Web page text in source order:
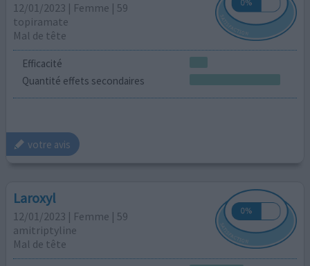
12/01/2023 | Femme | 59
topiramate
Mal de tête
Efficacité
Quantité effets secondaires
votre avis
Laroxyl
12/01/2023 | Femme | 59
amitriptyline
Mal de tête